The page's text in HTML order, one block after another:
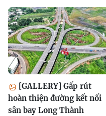
[GALLERY] Gấp rút
hoàn thiện đường kết nối
sân bay Long Thành